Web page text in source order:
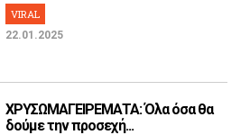
VIRAL
22.01.2025
ΧΡΥΣΩΜΑΓΕΙΡΕΜΑΤΑ: Όλα όσα θα
δούμε την προσεχή...